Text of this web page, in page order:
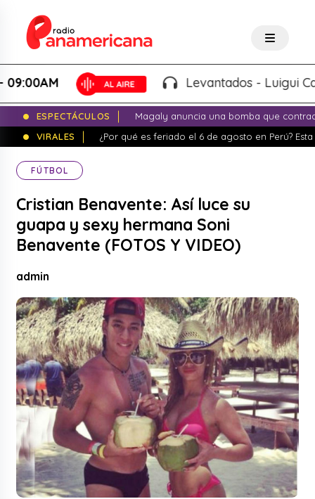
Levantados - Luigui
ESPECTÁCULOS
Magaly anuncia una bomba que
VIRALES
¿Por qué es feriado el 6 de agosto en Perú?
FÚTBOL
Cristian Benavente: Así luce su
guapa y sexy hermana Soni
Benavente (FOTOS Y VIDEO)
admin